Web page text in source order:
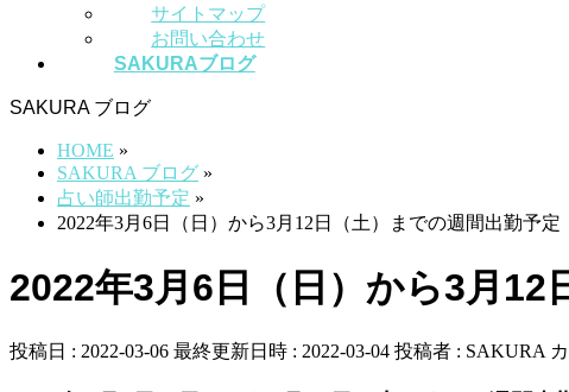
サイトマップ
お問い合わせ
SAKURAブログ
SAKURA ブログ
HOME »
SAKURA ブログ »
占い師出勤予定 »
2022年3月6日（日）から3月12日（土）までの週間出勤予定
2022年3月6日（日）から3月12
投稿日 : 2022-03-06 最終更新日時 : 2022-03-04 投稿者 : SAKURA